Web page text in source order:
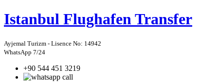
Istanbul Flughafen Transfer
Ayjemal Turizm - Lisence No: 14942
WhatsApp 7/24
+90 544 451 3219